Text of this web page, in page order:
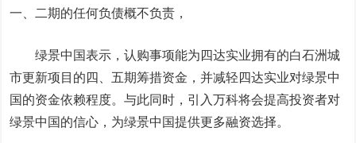
一、二期的任何负债概不负责，
绿景中国表示，认购事项能为四达实业拥有的白石洲城
市更新项目的四、五期筹措资金，并减轻四达实业对绿景中
国的资金依赖程度。与此同时，引入万科将会提高投资者对
绿景中国的信心，为绿景中国提供更多融资选择。